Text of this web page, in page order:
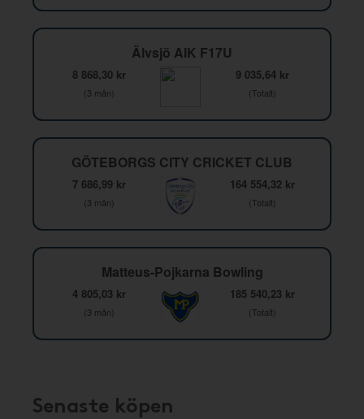
Älvsjö AIK F17U
8 868,30 kr
(3 mån)
9 035,64 kr
(Totalt)
GÖTEBORGS CITY CRICKET CLUB
7 686,99 kr
(3 mån)
164 554,32 kr
(Totalt)
Matteus-Pojkarna Bowling
4 805,03 kr
(3 mån)
185 540,23 kr
(Totalt)
Senaste köpen